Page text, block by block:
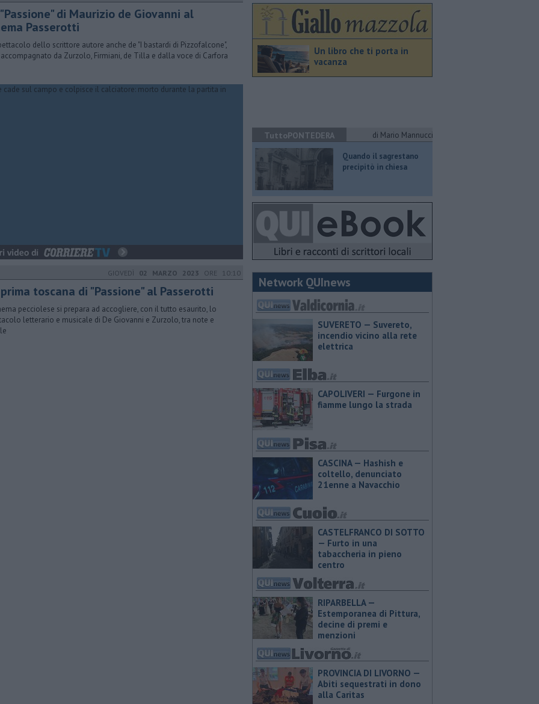
di Maurizio de Giovanni al
Passerotti
dello scrittore autore anche de "I bastardi di Pizzofalcone",
da Zurzolo, Firmiani, de Tilla e dalla voce di Carfora
GIOVEDÌ 02 MARZO 2023 ORE 10:10
toscana di "Passione" al Passerotti
pecciolese si prepara ad accogliere, con il tutto esaurito, lo
letterario e musicale di De Giovanni e Zurzolo, tra note e
Un libro che ti porta in
vacanza
TuttoPONTEDERA di Mario Mannucci
Quando il sagrestano
precipitò in chiesa
Network QUInews
SUVERETO — Suvereto,
incendio vicino alla rete
elettrica
CAPOLIVERI — Furgone in
fiamme lungo la strada
CASCINA — Hashish e
coltello, denunciato
21enne a Navacchio
CASTELFRANCO DI SOTTO
— Furto in una
tabaccheria in pieno
centro
RIPARBELLA —
Estemporanea di Pittura,
decine di premi e
menzioni
PROVINCIA DI LIVORNO —
Abiti sequestrati in dono
alla Caritas